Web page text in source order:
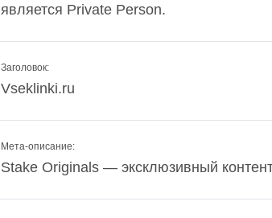
является Private Person.
Заголовок:
Vseklinki.ru
Мета-описание:
Stake Originals — эксклюзивный